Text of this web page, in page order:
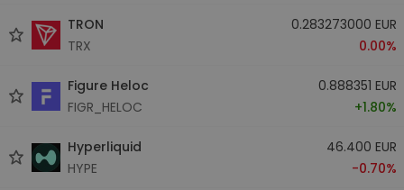
TRON
TRX
0.283273000 EUR
0.00%
Figure Heloc
FIGR_HELOC
0.888351 EUR
+1.80%
Hyperliquid
HYPE
46.400 EUR
-0.70%